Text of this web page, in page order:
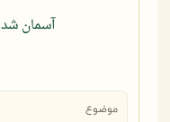
آسمان شد
موضوع